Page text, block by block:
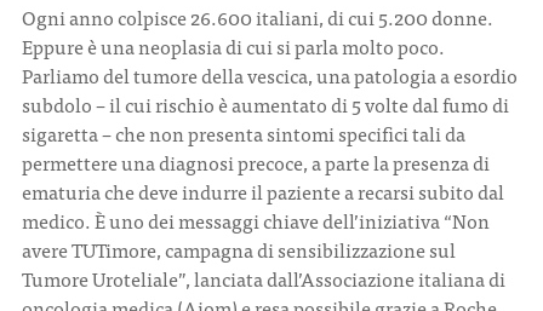
Ogni anno colpisce 26.600 italiani, di cui 5.200 donne.
Eppure è una neoplasia di cui si parla molto poco.
Parliamo del tumore della vescica, una patologia a esordio
subdolo – il cui rischio è aumentato di 5 volte dal fumo di
sigaretta – che non presenta sintomi specifici tali da
permettere una diagnosi precoce, a parte la presenza di
ematuria che deve indurre il paziente a recarsi subito dal
medico. È uno dei messaggi chiave dell’iniziativa “Non
avere TUTimore, campagna di sensibilizzazione sul
Tumore Uroteliale”, lanciata dall’Associazione italiana di